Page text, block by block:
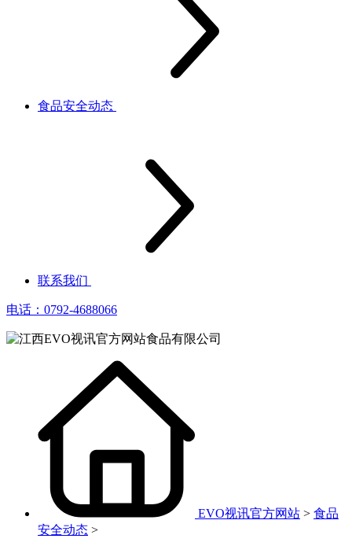
食品安全动态
联系我们
电话：0792-4688066
EVO视讯官方网站 > 食品
安全动态 >